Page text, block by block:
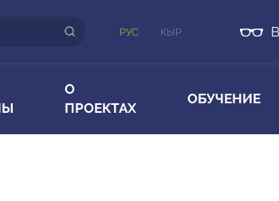
РУС КЫР
О
ПРОЕКТАХ
ОБУЧЕНИЕ